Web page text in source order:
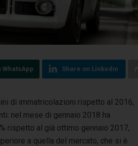
WhatsApp Share on Linkedin
di immatricolazioni rispetto al 2016,
nel mese di gennaio 2018 ha
rispetto al già ottimo gennaio 2017,
a quella del mercato, che si è